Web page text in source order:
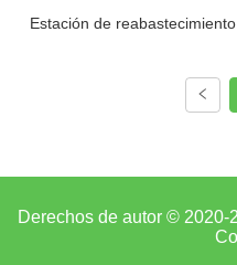
Estación de
Derechos de autor © 2020-